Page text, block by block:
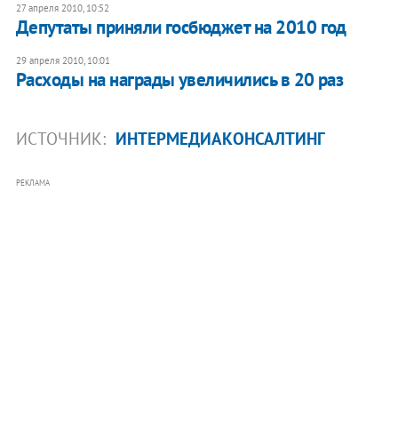
27 апреля 2010, 10:52
Депутаты приняли госбюджет на 2010 год
29 апреля 2010, 10:01
Расходы на награды увеличились в 20 раз
ИСТОЧНИК: ИНТЕРМЕДИАКОНСАЛТИНГ
РЕКЛАМА